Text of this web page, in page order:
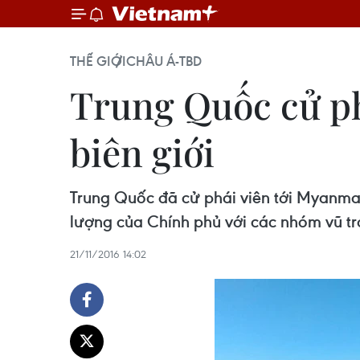
THẾ GIỚICHÂU Á-TBD
Trung Quốc cử
biên giới
Trung Quốc đã cử phái viên tới
lượng của Chính phủ với các nhóm vũ
21/11/2016 14:02